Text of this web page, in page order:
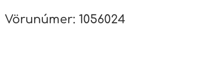
Vörunúmer: 1056024